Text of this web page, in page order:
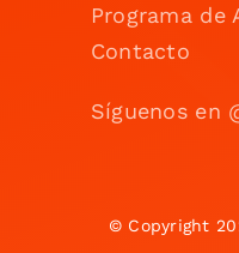
Programa de
Contacto
Síguenos en
© Copyright